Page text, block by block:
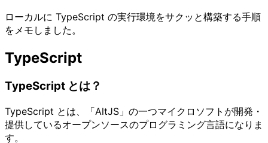
ローカルに TypeScript の実行環境をサクッと構築する手順
をメモしました。
TypeScript
TypeScript とは？
TypeScript とは、「AltJS」の一つマイクロソフトが開発・
提供しているオープンソースのプログラミング言語になりま
す。